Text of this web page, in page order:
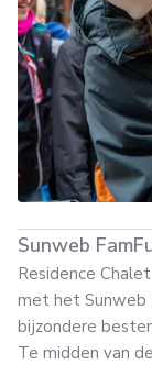
Sunweb
Residence
met het Sunweb
bijzondere
Te midden van